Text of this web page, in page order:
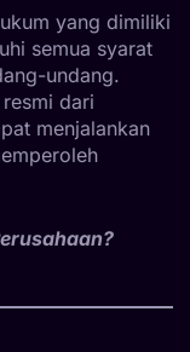
yang dimiliki
semua syarat
undang.
dari
menjalankan